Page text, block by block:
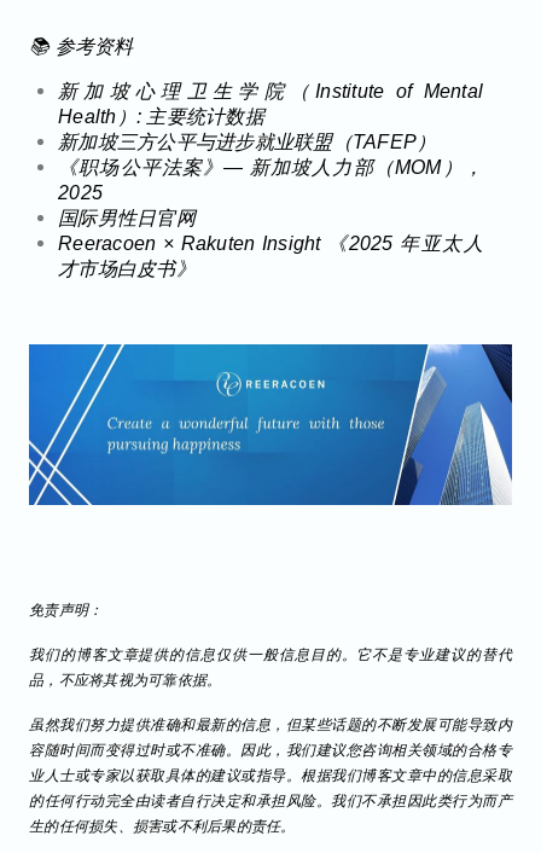
📚 参考资料
新加坡心理卫生学院（Institute of Mental
Health）: 主要统计数据
新加坡三方公平与进步就业联盟（TAFEP）
《职场公平法案》— 新加坡人力部（MOM），
2025
国际男性日官网
Reeracoen × Rakuten Insight 《2025 年亚太人
才市场白皮书》
免责声明：
我们的博客文章提供的信息仅供一般信息目的。它不是专业建议的替代
品，不应将其视为可靠依据。
虽然我们努力提供准确和最新的信息，但某些话题的不断发展可能导致内
容随时间而变得过时或不准确。因此，我们建议您咨询相关领域的合格专
业人士或专家以获取具体的建议或指导。根据我们博客文章中的信息采取
的任何行动完全由读者自行决定和承担风险。我们不承担因此类行为而产
生的任何损失、损害或不利后果的责任。